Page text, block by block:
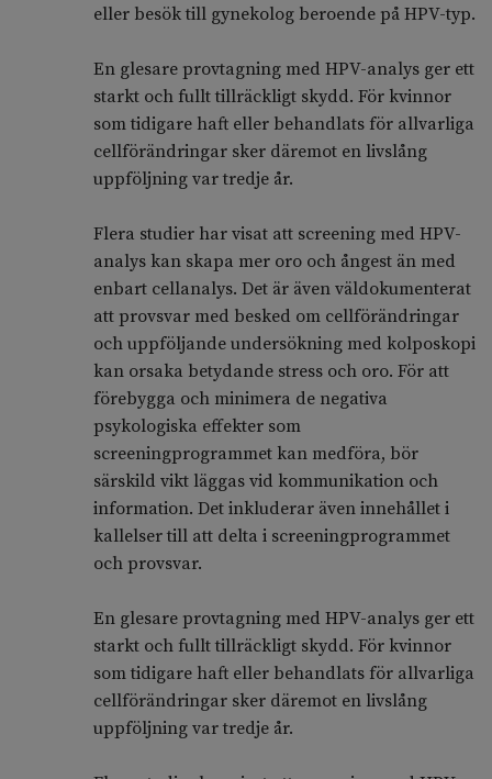
eller besök till gynekolog beroende på HPV-typ.
En glesare provtagning med HPV-analys ger ett
starkt och fullt tillräckligt skydd. För kvinnor
som tidigare haft eller behandlats för allvarliga
cellförändringar sker däremot en livslång
uppföljning var tredje år.
Flera studier har visat att screening med HPV-
analys kan skapa mer oro och ångest än med
enbart cellanalys. Det är även väldokumenterat
att provsvar med besked om cellförändringar
och uppföljande undersökning med kolposkopi
kan orsaka betydande stress och oro. För att
förebygga och minimera de negativa
psykologiska effekter som
screeningprogrammet kan medföra, bör
särskild vikt läggas vid kommunikation och
information. Det inkluderar även innehållet i
kallelser till att delta i screeningprogrammet
och provsvar.
En glesare provtagning med HPV-analys ger ett
starkt och fullt tillräckligt skydd. För kvinnor
som tidigare haft eller behandlats för allvarliga
cellförändringar sker däremot en livslång
uppföljning var tredje år.